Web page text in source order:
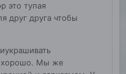
это тупая
друг друга чтобы
хорошо. Мы же